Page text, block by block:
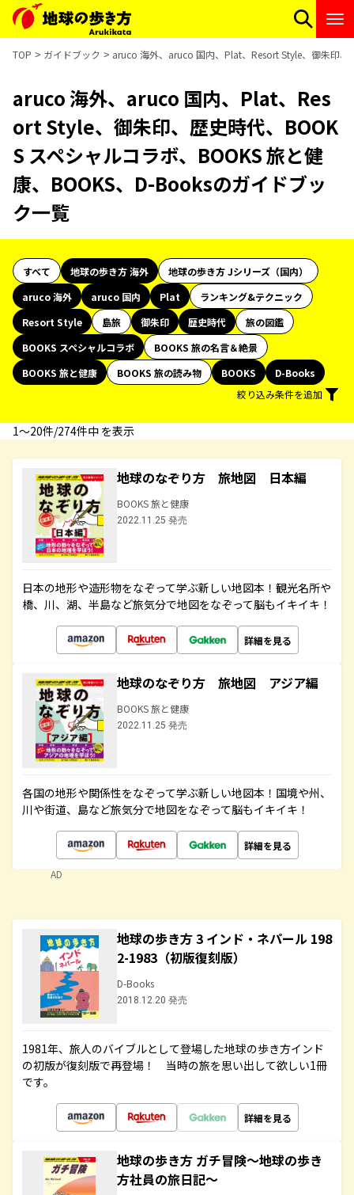
TOP ガイドブック aruco 海外、aruco 国内、Plat、Resort Style、御朱印、
aruco 海外、aruco 国内、Plat、Res
ort Style、御朱印、歴史時代、BOOK
S スペシャルコラボ、BOOKS 旅と健
康、BOOKS、D-Booksのガイドブッ
ク一覧
すべて 地球の歩き方 海外
地球の歩き方 Jシリーズ（国内）
aruco 海外
aruco 国内 Plat
ランキング&テクニック
Resort Style
島旅 御朱印 歴史時代
旅の図鑑
BOOKS スペシャルコラボ
BOOKS 旅の名言＆絶景
BOOKS 旅と健康
BOOKS 旅の読み物 BOOKS
D-Books
絞り込み条件を追加
1〜20件/274件中 を表示
地球のなぞり方 旅地図 日本編
BOOKS 旅と健康
2022.11.25 発売
日本の地形や造形物をなぞって学ぶ新しい地図本！観光名所や
橋、川、湖、半島など旅気分で地図をなぞって脳もイキイキ！
詳細を見る
地球のなぞり方 旅地図 アジア編
BOOKS 旅と健康
2022.11.25 発売
各国の地形や関係性をなぞって学ぶ新しい地図本！国境や州、
川や街道、島など旅気分で地図をなぞって脳もイキイキ！
詳細を見る
AD
地球の歩き方 3 インド・ネパール 198
2-1983（初版復刻版）
D-Books
2018.12.20 発売
1981年、旅人のバイブルとして登場した地球の歩き方インド
の初版が復刻版で再登場！ 当時の旅を思い出して欲しい1冊
です。
詳細を見る
地球の歩き方 ガチ冒険～地球の歩き
方社員の旅日記～